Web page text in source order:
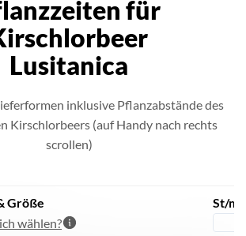
für
Lusitanica
inklusive Pflanzabstände des
Kirschlorbeers (auf Handy nach rechts
scrollen)
Größe
wählen?
St/m